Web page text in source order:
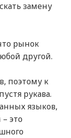
замену
рынок
другой.
поэтому к
рукава.
языков,
это